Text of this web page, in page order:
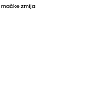
zmija